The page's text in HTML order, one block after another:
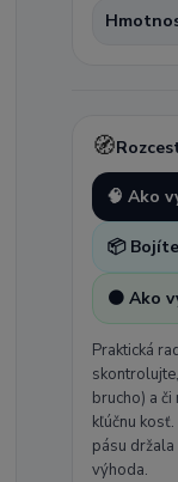
🧭
🧠 Ako
📦
🟠 Ako
Praktická
brucho) a
kľúčnu
pásu držala
výhoda.